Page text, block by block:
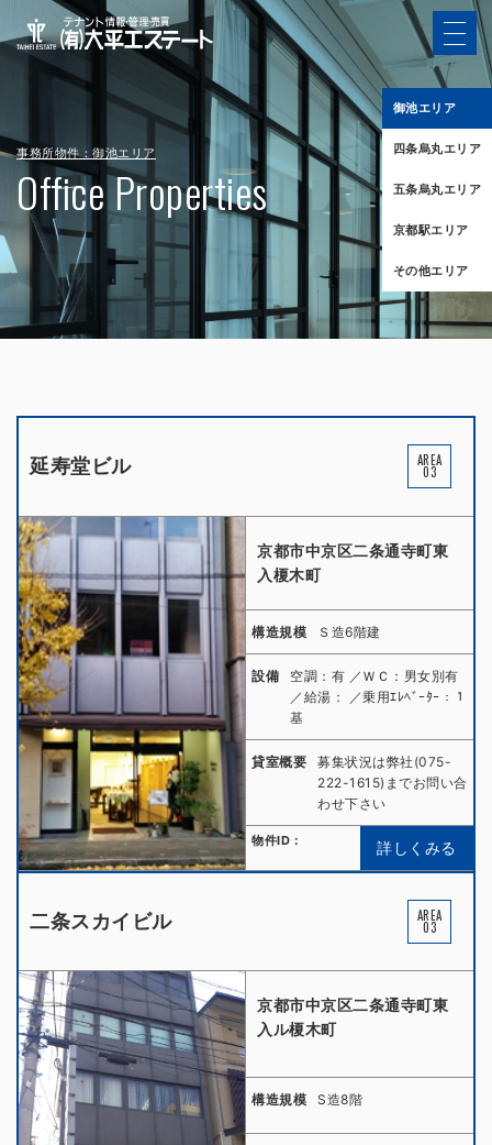
事務所物件：御池エリア
Office Properties
御池エリア
四条烏丸エリア
五条烏丸エリア
京都駅エリア
その他エリア
延寿堂ビル AREA
03
京都市中京区二条通寺町東
入榎木町
構造規模 Ｓ造6階建
設備
空調：有 ／ＷＣ：男女別有
／給湯： ／乗用ｴﾚﾍﾞｰﾀｰ：１
基
貸室概要
募集状況は弊社(075-
222-1615)までお問い合
わせ下さい
物件ID： 詳しくみる
二条スカイビル AREA
03
京都市中京区二条通寺町東
入ル榎木町
構造規模 S造8階